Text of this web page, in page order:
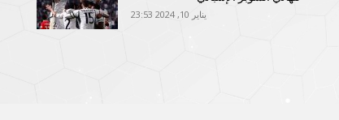
يناير 10, 2024 23:53